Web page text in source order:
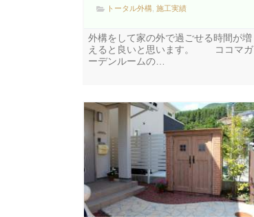
トータル外構,施工実績
外構をして家の外で過ごせる時間が増
えると良いと思います。 ココマガ
ーデンルームの…